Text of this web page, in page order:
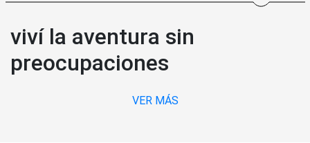
viví la aventura sin
preocupaciones
VER MÁS